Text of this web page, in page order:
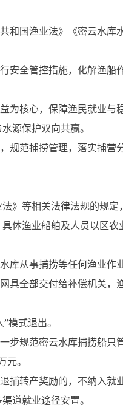
和国渔业法》《密云水
安全管控措施，化解渔
为核心，保障渔民就业
源保护双向共赢。
规范捕捞管理，落实捕营
》等相关法律法规的规
体渔业船舶及人员以区农
库从事捕捞等任何渔业作
具全部交付给补偿机关，
模式退出。
步规范密云水库捕捞船只
元。
捕转产奖励的，不纳入
道就业途径安置。